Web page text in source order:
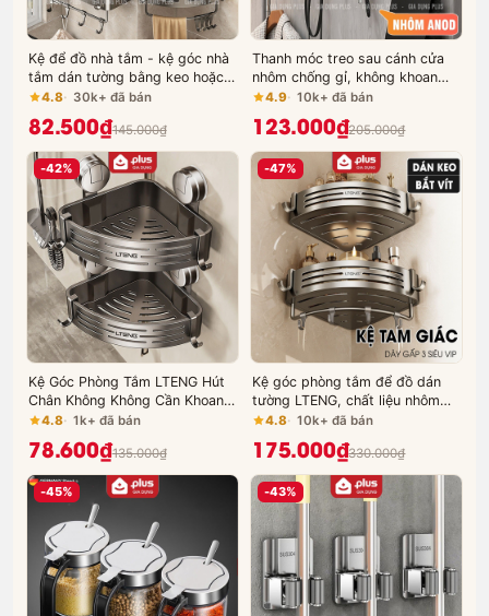
Kệ để đồ nhà tắm - kệ góc nhà
tắm dán tường bằng keo hoặc
ốc vít(tặng kèm keo dán, bộ ốc
4.8 30k+ đã bán
82.500₫145.000₫
Thanh móc treo sau cánh cửa
nhôm chống gỉ, không khoan
đục, không hỏng cửa cho cửa
4.9 10k+ đã bán
123.000₫205.000₫
-42%
Kệ Góc Phòng Tắm LTENG Hút
Chân Không Không Cần Khoan
Lỗ, Giá Đựng Đồ Nhà Tắm Tam
Dầu Gội
4.8 1k+ đã bán
78.600₫135.000₫
-47%
Kệ góc phòng tắm để đồ dán
tường LTENG, chất liệu nhôm
hàng không, lắp đặt dán tường
4.8 10k+ đã bán
175.000₫330.000₫
-45% -43%